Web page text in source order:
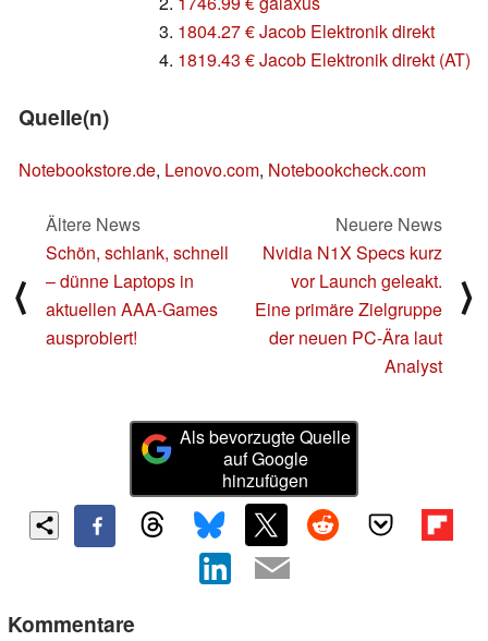
3. 1804.27 € Jacob Elektronik direkt
4. 1819.43 € Jacob Elektronik direkt (AT)
Quelle(n)
Notebookstore.de, Lenovo.com, Notebookcheck.com
⟨
Ältere News
Schön, schlank, schnell
– dünne Laptops in
aktuellen AAA-Games
ausprobiert!
Neuere News
Nvidia N1X Specs kurz
vor Launch geleakt.
Eine primäre Zielgruppe
der neuen PC-Ära laut
Analyst
⟩
Als bevorzugte Quelle
auf Google
hinzufügen
Kommentare